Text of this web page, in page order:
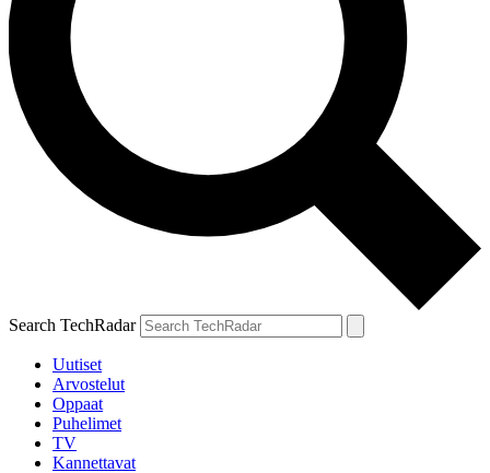
Search TechRadar
Uutiset
Arvostelut
Oppaat
Puhelimet
TV
Kannettavat